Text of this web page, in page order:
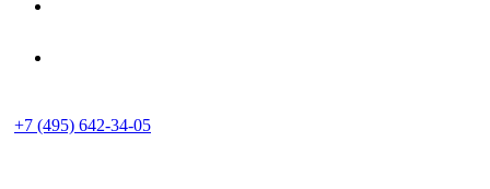
+7 (495) 642-34-05